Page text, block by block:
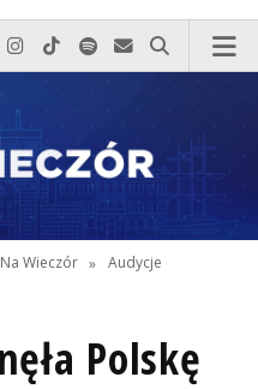
prostu do nas zadzwoń
nas na Facebook-u
Odwiedź nas na X
Odwiedź nas na Instagram-ie
Odwiedź nas na TikTok-u
Szukaj nas na Spotify
Wyślij do nas
Szukaj
Wieczór » Audycje
Polskę